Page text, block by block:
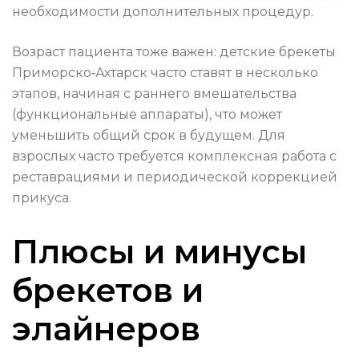
необходимости дополнительных процедур.
Возраст пациента тоже важен: детские брекеты
Приморско‑Ахтарск часто ставят в несколько
этапов, начиная с раннего вмешательства
(функциональные аппараты), что может
уменьшить общий срок в будущем. Для
взрослых часто требуется комплексная работа с
реставрациями и периодической коррекцией
прикуса.
Плюсы и минусы
брекетов и
элайнеров